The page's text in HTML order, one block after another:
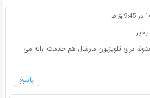
برای تلویزیون مارشال هم خدمات ارائه می
پاسخ